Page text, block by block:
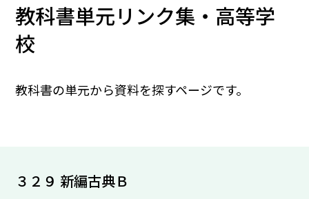
教科書単元リンク集・高等学
校
教科書の単元から資料を探すページです。
３２９ 新編古典Ｂ